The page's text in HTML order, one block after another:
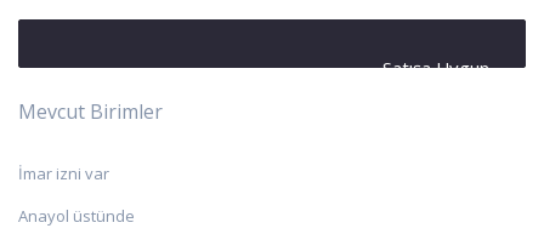
Satışa Uygun
Mevcut Birimler
İmar izni var
Anayol üstünde